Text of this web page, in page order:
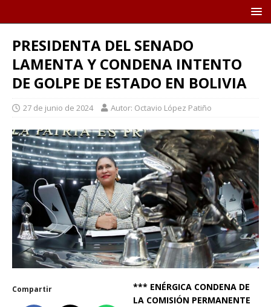
PRESIDENTA DEL SENADO
LAMENTA Y CONDENA INTENTO
DE GOLPE DE ESTADO EN BOLIVIA
27 de junio de 2024 Autor: Octavio López Patiño
Compartir
*** ENÉRGICA CONDENA DE
LA COMISIÓN PERMANENTE